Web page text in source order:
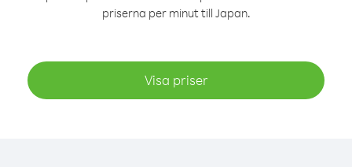
priserna per minut till Japan.
Visa priser